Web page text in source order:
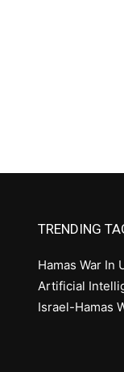
TRENDING
Hamas War In
Artificial
Israel-Hamas